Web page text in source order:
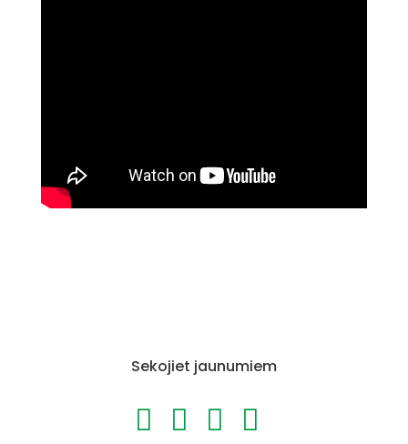
Sekojiet jaunumiem
   